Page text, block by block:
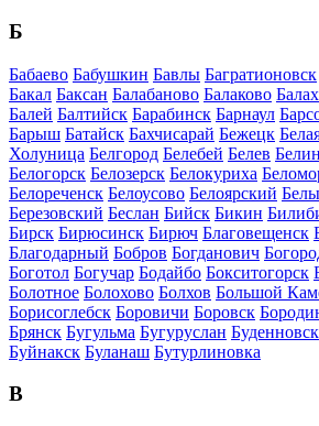
Б
Бабаево Бабушкин Бавлы Багратионовск
Бакал Баксан Балабаново Балаково
Балей Балтийск Барабинск Барнаул
Барыш Батайск Бахчисарай Бежецк
Холуница Белгород Белебей Белев
Белогорск Белозерск Белокуриха
Белореченск Белоусово Белоярский
Березовский Беслан Бийск Бикин
Бирск Бирюсинск Бирюч Благовещенск
Благодарный Бобров Богданович
Боготол Богучар Бодайбо Бокситогорск
Болотное Болохово Болхов Большой
Борисоглебск Боровичи Боровск
Брянск Бугульма Бугуруслан Буденновск
Буйнакск Буланаш Бутурлиновка
В